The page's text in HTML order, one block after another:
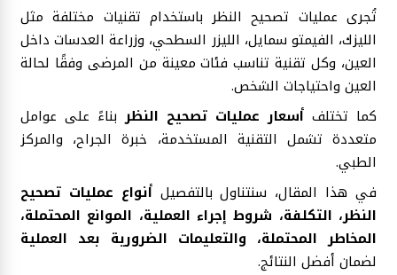
تُجرى عمليات تصحيح النظر باستخدام تقنيات مختلفة مثل
الليزك، الفيمتو سمايل، الليزر السطحي، وزراعة العدسات داخل
العين، وكل تقنية تناسب فئات معينة من المرضى وفقًا لحالة
العين واحتياجات الشخص.
كما تختلف أسعار عمليات تصحيح النظربناءً على عوامل
متعددة تشمل التقنية المستخدمة، خبرة الجراح، والمركز
الطبي.
في هذا المقال، سنتناول بالتفصيلأنواع عمليات تصحيح
النظر، التكلفة، شروط إجراء العملية، الموانع المحتملة،
المخاطر المحتملة، والتعليمات الضرورية بعد العملية
لضمان أفضل النتائج.